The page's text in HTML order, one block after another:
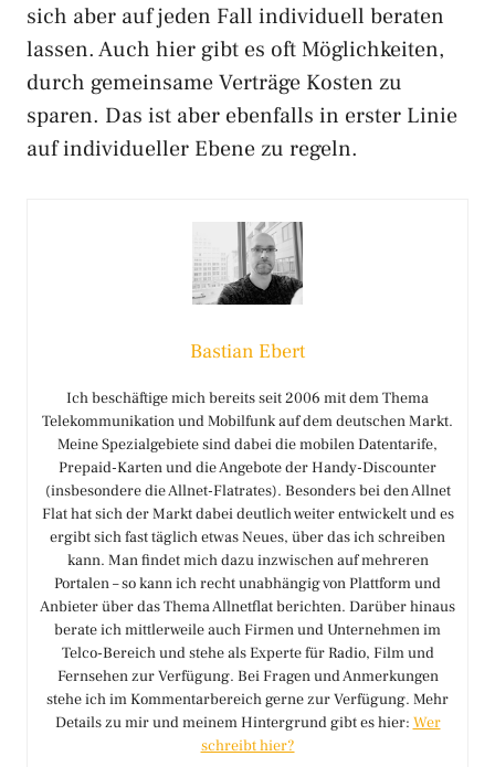
sich aber auf jeden Fall individuell beraten
lassen. Auch hier gibt es oft Möglichkeiten,
durch gemeinsame Verträge Kosten zu
sparen. Das ist aber ebenfalls in erster Linie
auf individueller Ebene zu regeln.
Bastian Ebert
Ich beschäftige mich bereits seit 2006 mit dem Thema
Telekommunikation und Mobilfunk auf dem deutschen Markt.
Meine Spezialgebiete sind dabei die mobilen Datentarife,
Prepaid-Karten und die Angebote der Handy-Discounter
(insbesondere die Allnet-Flatrates). Besonders bei den Allnet
Flat hat sich der Markt dabei deutlich weiter entwickelt und es
ergibt sich fast täglich etwas Neues, über das ich schreiben
kann. Man findet mich dazu inzwischen auf mehreren
Portalen – so kann ich recht unabhängig von Plattform und
Anbieter über das Thema Allnetflat berichten. Darüber hinaus
berate ich mittlerweile auch Firmen und Unternehmen im
Telco-Bereich und stehe als Experte für Radio, Film und
Fernsehen zur Verfügung. Bei Fragen und Anmerkungen
stehe ich im Kommentarbereich gerne zur Verfügung. Mehr
Details zu mir und meinem Hintergrund gibt es hier: Wer
schreibt hier?